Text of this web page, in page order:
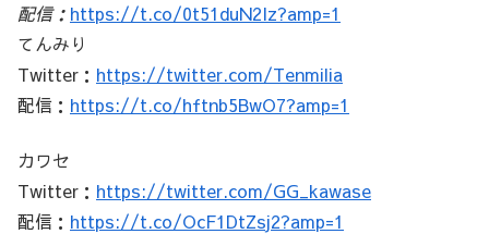
配信： https://t.co/0t51duN2Iz?amp=1
てんみり
Twitter： https://twitter.com/Tenmilia
配信： https://t.co/hftnb5BwO7?amp=1
カワセ
Twitter： https://twitter.com/GG_kawase
配信： https://t.co/OcF1DtZsj2?amp=1